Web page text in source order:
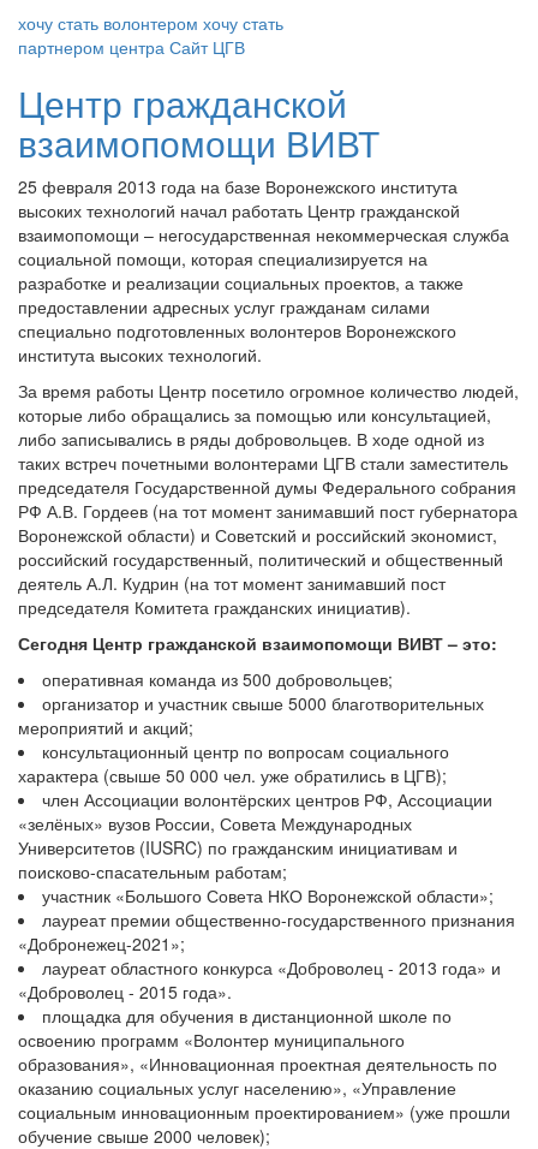
хочу стать волонтером хочу стать
партнером центра Сайт ЦГВ
Центр гражданской
взаимопомощи ВИВТ
25 февраля 2013 года на базе Воронежского института
высоких технологий начал работать Центр гражданской
взаимопомощи – негосударственная некоммерческая служба
социальной помощи, которая специализируется на
разработке и реализации социальных проектов, а также
предоставлении адресных услуг гражданам силами
специально подготовленных волонтеров Воронежского
института высоких технологий.
За время работы Центр посетило огромное количество людей,
которые либо обращались за помощью или консультацией,
либо записывались в ряды добровольцев. В ходе одной из
таких встреч почетными волонтерами ЦГВ стали заместитель
председателя Государственной думы Федерального собрания
РФ А.В. Гордеев (на тот момент занимавший пост губернатора
Воронежской области) и Советский и российский экономист,
российский государственный, политический и общественный
деятель А.Л. Кудрин (на тот момент занимавший пост
председателя Комитета гражданских инициатив).
Сегодня Центр гражданской взаимопомощи ВИВТ – это:
оперативная команда из 500 добровольцев;
организатор и участник свыше 5000 благотворительных
мероприятий и акций;
консультационный центр по вопросам социального
характера (свыше 50 000 чел. уже обратились в ЦГВ);
член Ассоциации волонтёрских центров РФ, Ассоциации
«зелёных» вузов России, Совета Международных
Университетов (IUSRC) по гражданским инициативам и
поисково-спасательным работам;
участник «Большого Совета НКО Воронежской области»;
лауреат премии общественно-государственного признания
«Добронежец-2021»;
лауреат областного конкурса «Доброволец - 2013 года» и
«Доброволец - 2015 года».
площадка для обучения в дистанционной школе по
освоению программ «Волонтер муниципального
образования», «Инновационная проектная деятельность по
оказанию социальных услуг населению», «Управление
социальным инновационным проектированием» (уже прошли
обучение свыше 2000 человек);